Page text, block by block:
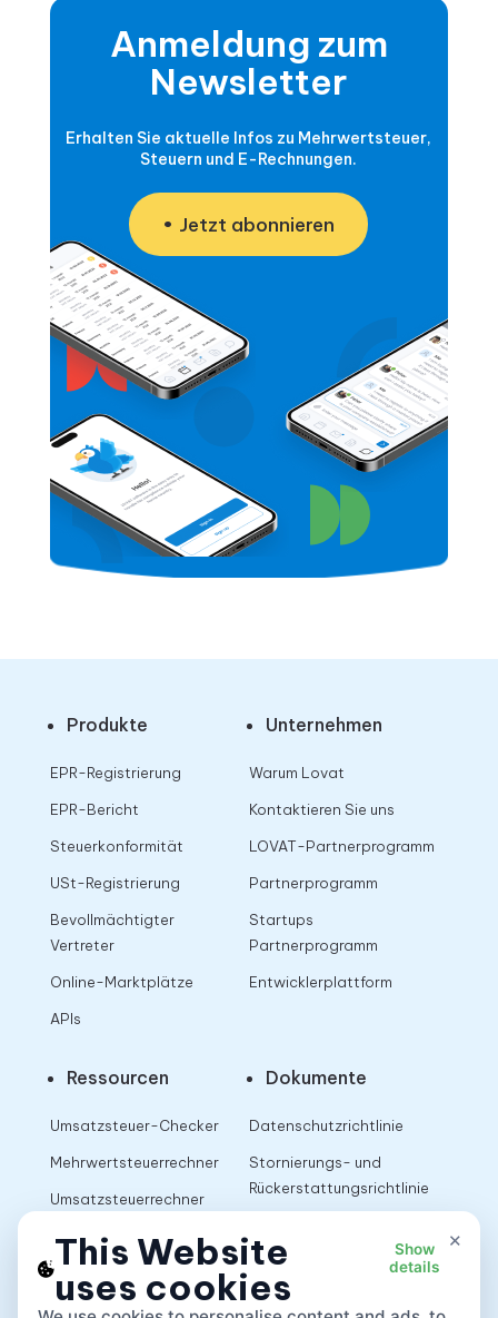
Anmeldung zum
Newsletter
Erhalten Sie aktuelle Infos zu Mehrwertsteuer,
Steuern und E-Rechnungen.
Jetzt abonnieren
Produkte
EPR-Registrierung
EPR-Bericht
Steuerkonformität
USt-Registrierung
Bevollmächtigter
Vertreter
Online-Marktplätze
APIs
Unternehmen
Warum Lovat
Kontaktieren Sie uns
LOVAT-Partnerprogramm
Partnerprogramm
Startups
Partnerprogramm
Entwicklerplattform
Ressourcen
Umsatzsteuer-Checker
Mehrwertsteuerrechner
Umsatzsteuerrechner
Dokumente
Datenschutzrichtlinie
Stornierungs- und
Rückerstattungsrichtlinie
App
×
This Website
uses cookies
Show
details